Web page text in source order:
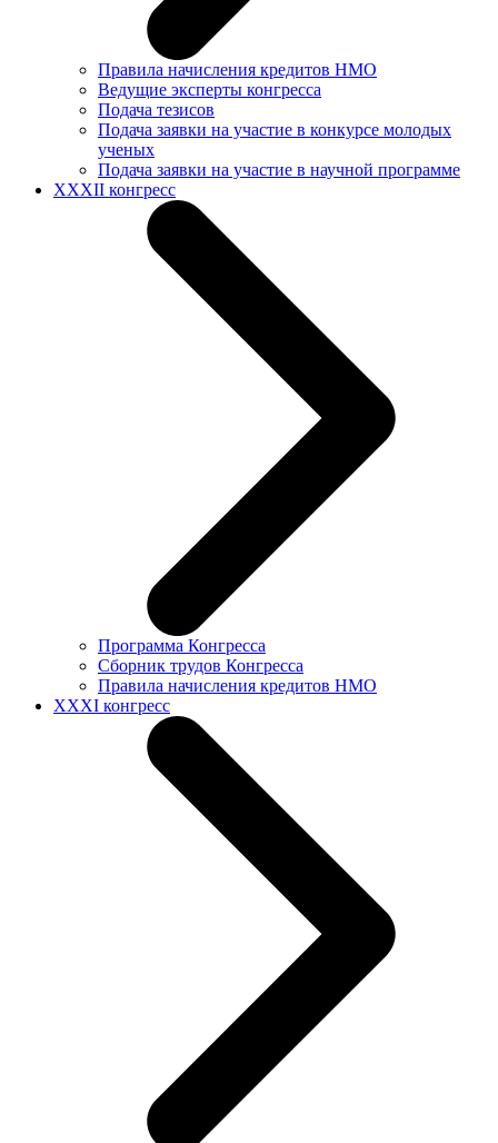
Правила начисления кредитов НМО
Ведущие эксперты конгресса
Подача тезисов
Подача заявки на участие в конкурсе молодых
ученых
Подача заявки на участие в научной программе
XXXII конгресс
Программа Конгресса
Сборник трудов Конгресса
Правила начисления кредитов НМО
XXXI конгресс